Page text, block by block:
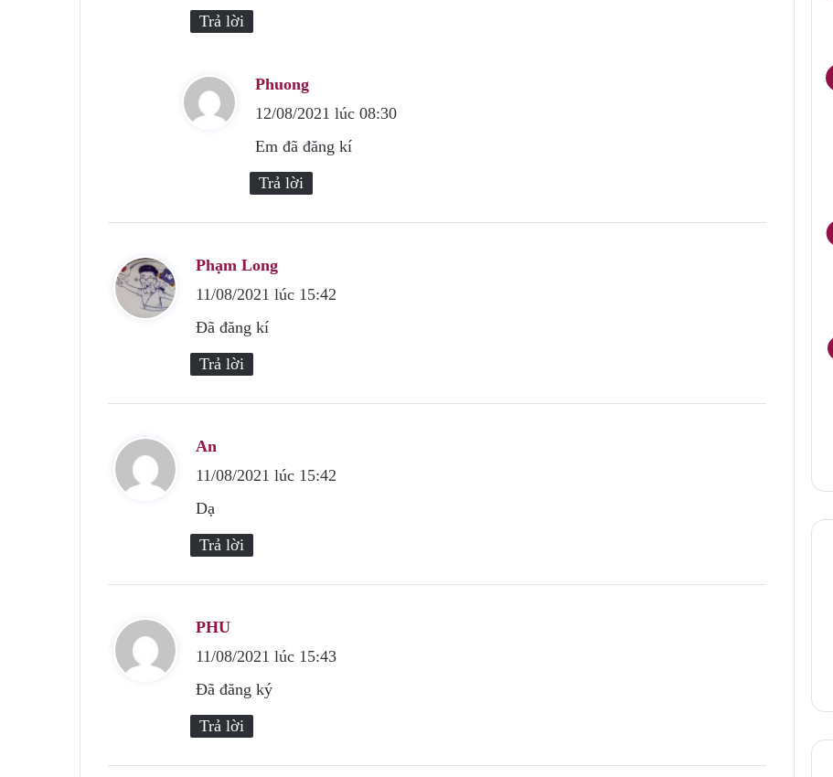
t
Trả lời
Phuong
i
ế
t
12/08/2021 lúc 08:30
Em đã đăng kí
Trả lời
Phạm Long
i
11/08/2021 lúc 15:42
Đã đăng kí
Trả lời
An
i
t
11/08/2021 lúc 15:42
Dạ
Trả lời
PHU
i
ế
t
11/08/2021 lúc 15:43
Đã đăng ký
Trả lời